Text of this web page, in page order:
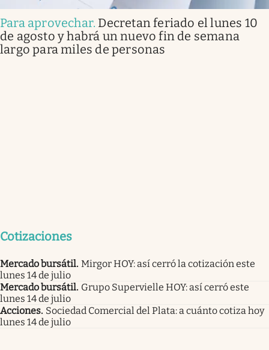
Para aprovechar. Decretan feriado el lunes 10
de agosto y habrá un nuevo fin de semana
largo para miles de personas
Cotizaciones
Mercado bursátil. Mirgor HOY: así cerró la cotización este
lunes 14 de julio
Mercado bursátil. Grupo Supervielle HOY: así cerró este
lunes 14 de julio
Acciones. Sociedad Comercial del Plata: a cuánto cotiza hoy
lunes 14 de julio